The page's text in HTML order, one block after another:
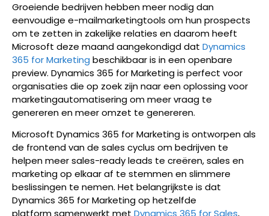
Groeiende bedrijven hebben meer nodig dan
eenvoudige e-mailmarketingtools om hun prospects
om te zetten in zakelijke relaties en daarom heeft
Microsoft deze maand aangekondigd dat Dynamics
365 for Marketing beschikbaar is in een openbare
preview. Dynamics 365 for Marketing is perfect voor
organisaties die op zoek zijn naar een oplossing voor
marketingautomatisering om meer vraag te
genereren en meer omzet te genereren.
Microsoft Dynamics 365 for Marketing is ontworpen als
de frontend van de sales cyclus om bedrijven te
helpen meer sales-ready leads te creëren, sales en
marketing op elkaar af te stemmen en slimmere
beslissingen te nemen. Het belangrijkste is dat
Dynamics 365 for Marketing op hetzelfde